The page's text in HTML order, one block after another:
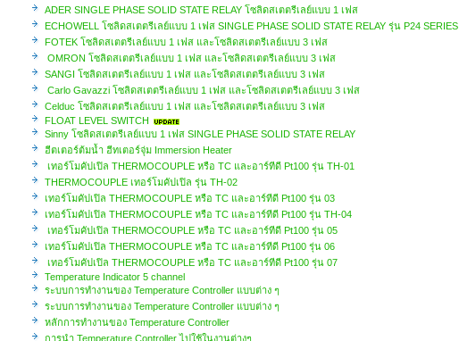
ADER SINGLE PHASE SOLID STATE RELAY โซลิดสเตตรีเลย์แบบ 1 เฟส
ECHOWELL โซลิดสเตตรีเลย์แบบ 1 เฟส SINGLE PHASE SOLID STATE RELAY รุ่น P24 SERIES
FOTEK โซลิดสเตตรีเลย์แบบ 1 เฟส และโซลิดสเตตรีเลย์แบบ 3 เฟส
OMRON โซลิดสเตตรีเลย์แบบ 1 เฟส และโซลิดสเตตรีเลย์แบบ 3 เฟส
SANGI โซลิดสเตตรีเลย์แบบ 1 เฟส และโซลิดสเตตรีเลย์แบบ 3 เฟส
Carlo Gavazzi โซลิดสเตตรีเลย์แบบ 1 เฟส และโซลิดสเตตรีเลย์แบบ 3 เฟส
Celduc โซลิดสเตตรีเลย์แบบ 1 เฟส และโซลิดสเตตรีเลย์แบบ 3 เฟส
FLOAT LEVEL SWITCH
Sinny โซลิดสเตตรีเลย์แบบ 1 เฟส SINGLE PHASE SOLID STATE RELAY
ฮีตเตอร์ต้มน้ำ ฮีทเตอร์จุ่ม Immersion Heater
เทอร์โมคัปเปิล THERMOCOUPLE หรือ TC และอาร์ทีดี Pt100 รุ่น TH-01
THERMOCOUPLE เทอร์โมคัปเปิล รุ่น TH-02
เทอร์โมคัปเปิล THERMOCOUPLE หรือ TC และอาร์ทีดี Pt100 รุ่น 03
เทอร์โมคัปเปิล THERMOCOUPLE หรือ TC และอาร์ทีดี Pt100 รุ่น TH-04
เทอร์โมคัปเปิล THERMOCOUPLE หรือ TC และอาร์ทีดี Pt100 รุ่น 05
เทอร์โมคัปเปิล THERMOCOUPLE หรือ TC และอาร์ทีดี Pt100 รุ่น 06
เทอร์โมคัปเปิล THERMOCOUPLE หรือ TC และอาร์ทีดี Pt100 รุ่น 07
Temperature Indicator 5 channel
ระบบการทำงานของ Temperature Controller แบบต่าง ๆ
ระบบการทำงานของ Temperature Controller แบบต่าง ๆ
หลักการทำงานของ Temperature Controller
การนำ Temperature Controller ไปใช้ในงานต่างๆ